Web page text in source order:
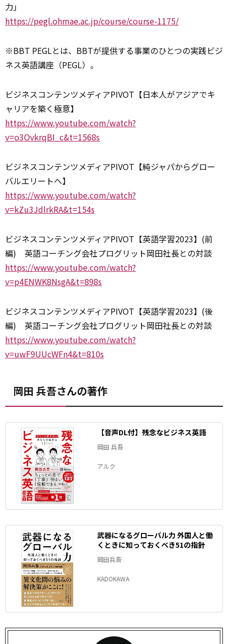
力」
https://pegl.ohmae.ac.jp/course/course-1175/
※BBT PEGLとは、BBTが提供する事業のひとつの実践ビジ
ネス英語講座（PEGL）。
ビジネスコンテンツメディアPIVOT【日本人がアジアでキ
ャリアを築く極意】
https://www.youtube.com/watch?
v=o3OvkrqBI_c&t=1568s
ビジネスコンテンツメディアPIVOT【純ジャパからグロー
バルエリートへ】
https://www.youtube.com/watch?
v=kZu3JdlrkRA&t=154s
ビジネスコンテンツメディアPIVOT【英語学習2023】(前
編) 英語コーチング会社プログリット岡田社長との対談
https://www.youtube.com/watch?
v=p4ENWK8NsgA&t=898s
ビジネスコンテンツメディアPIVOT【英語学習2023】(後
編) 英語コーチング会社プログリット岡田社長との対談
https://www.youtube.com/watch?
v=uwF9UUcWFn4&t=810s
岡田 兵吾さんの著作
【音声DL付】残念なビジネス英語
岡田 兵吾
アルク
武器になるグローバル力 外国人と働
くときに知っておくべき51の指針
岡田兵吾
KADOKAWA